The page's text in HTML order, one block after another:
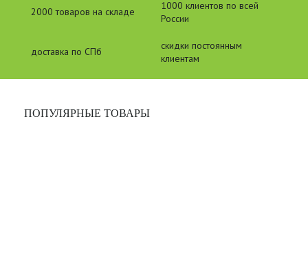
2000 товаров на складе
1000 клиентов по всей
России
доставка по СПб
скидки постоянным
клиентам
ПОПУЛЯРНЫЕ ТОВАРЫ